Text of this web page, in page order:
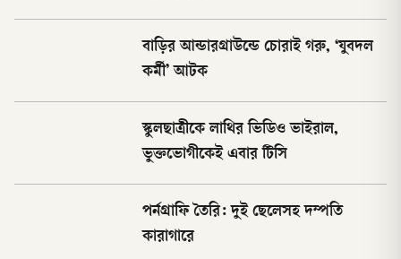
বাড়ির আন্ডারগ্রাউন্ডে চোরাই গরু, ‘যুবদল
কর্মী’ আটক
স্কুলছাত্রীকে লাথির ভিডিও ভাইরাল,
ভুক্তভোগীকেই এবার টিসি
পর্নগ্রাফি তৈরি: দুই ছেলেসহ দম্পতি
কারাগারে